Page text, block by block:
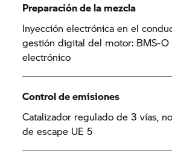
Preparación de la mezcla
Inyección electrónica en el
gestión digital del motor: BMS-O
electrónico
Control de emisiones
Catalizador regulado de 3 vías,
de escape UE 5